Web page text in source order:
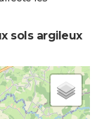
sols argileux